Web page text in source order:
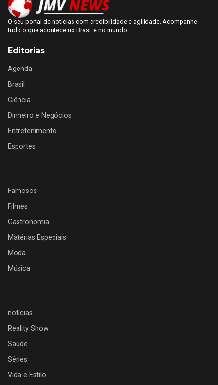
O seu portal de notícias com credibilidade e agilidade. Acompanhe
tudo o que acontece no Brasil e no mundo.
Editorias
Agenda
Brasil
Ciência
Dinheiro e Negócios
Entretenimento
Esportes
Famosos
Filmes
Gastronomia
Matérias Especiais
Moda
Música
notícias
Reality Show
Saúde
Séries
Vida e Estilo